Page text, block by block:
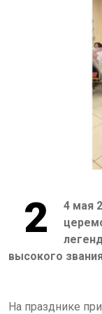
2
4 мая
высокого
На празднике